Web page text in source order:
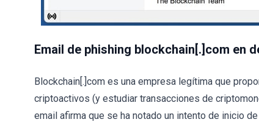
Email de phishing blockchain[.]com en
Blockchain[.]com es una empresa legítima que
criptoactivos (y estudiar transacciones de
email afirma que se ha notado un intento de inicio